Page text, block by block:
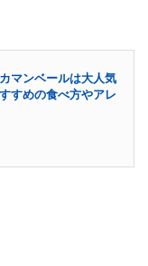
マンベールは大人気
すめの食べ方やアレ